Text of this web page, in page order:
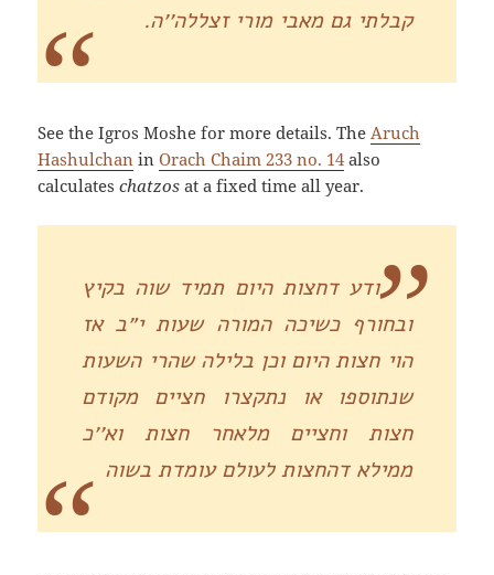
קבלתי גם מאבי מורי זצללה׳׳ה.
See the Igros Moshe for more details. TheAruch
Hashulchan inOrach Chaim 233 no. 14also
calculateschatzos at a fixed time all year.
ודע דחצות היום תמיד שוה בקיץ
ובחורף כשיכה המורה שעות י״ב אז
הוי חצות היום וכן בלילה שהרי השעות
שנתוספו או נתקצרו חציים מקודם
חצות וחציים מלאחר חצות וא׳׳כ
ממילא דהחצות לעולם עומדת בשוה